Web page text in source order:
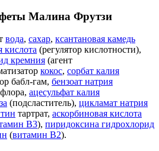
Малина Фрутзи
вода, сахар, ксантановая камедь
кислота (регулятор кислотности),
кремния (агент
кокос, сорбат калия
бабл-гам, бензоат натрия
ацесульфат калия
(подсластитель), цикламат натрия
тартрат, аскорбиновая кислота
В3), пиридоксина гидрохлорид
(витамин В2).